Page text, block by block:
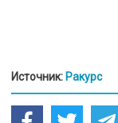
Источник: Ракурс